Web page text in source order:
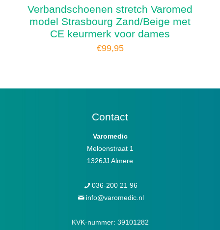
Verbandschoenen stretch Varomed
model Strasbourg Zand/Beige met
CE keurmerk voor dames
€99,95
Contact
Varomedic
Meloenstraat 1
1326JJ Almere
036-200 21 96
info@varomedic.nl
KVK-nummer: 39101282